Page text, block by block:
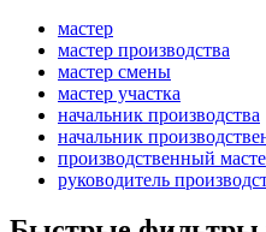
мастер
мастер производства
мастер смены
мастер участка
начальник производства
начальник
производственный
руководитель